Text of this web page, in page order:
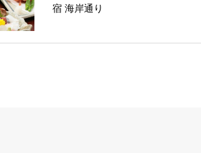
宿 海岸通り